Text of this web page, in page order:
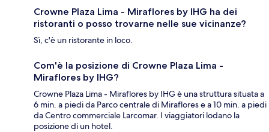
Crowne Plaza Lima - Miraflores by IHG ha dei
ristoranti o posso trovarne nelle sue vicinanze?
Sì, c'è un ristorante in loco.
Com'è la posizione di Crowne Plaza Lima -
Miraflores by IHG?
Crowne Plaza Lima - Miraflores by IHG è una struttura situata a
6 min. a piedi da Parco centrale di Miraflores e a 10 min. a piedi
da Centro commerciale Larcomar. I viaggiatori lodano la
posizione di un hotel.